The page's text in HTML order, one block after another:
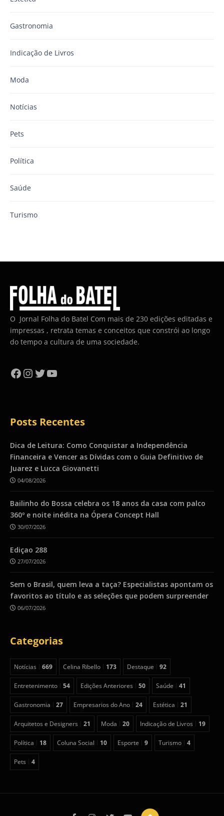
Gastronomia
Indicação de Livros
Moda
Notícias
Pets
Política
Saúde
Turismo
O Jornal Folha do Batel Com mais de 230 edições editadas e
impressas , retrata temas e conceitos que constrói ao longo
do tempo a cultura de uma sociedade.
Facebook
Instagram
Twitter
YouTube
Posts Recentes
Dica de Leitura: Como Conquistar a Independência
Financeira e Vencer as Dívidas com o Guia Definitivo de
Juarez e Lucca Giovanetti
04/08/2026
Bailinho do Bossa celebra os 18 anos da casa com palco
360º e noite inédita na Ópera Concept Hall
30/07/2026
Ediçao 288
27/07/2026
Sem o Brasil, quem leva a taça? Especialistas apontam os
favoritos ao título e as seleções que podem surpreender
06/07/2026
Categorias
Notícias 669 Celina Ribello 173 Destaque 92
Entretenimento 54 Edições Anteriores 50 Saúde 41
Gastronomia 27 Empresarios do Ano 24 Estética 21
Arquitetos e Designers 21 Moda 20 Indicação de Livros 19
Política 18 Coluna Social 10 Esporte 9 Turismo 4
Pets 4